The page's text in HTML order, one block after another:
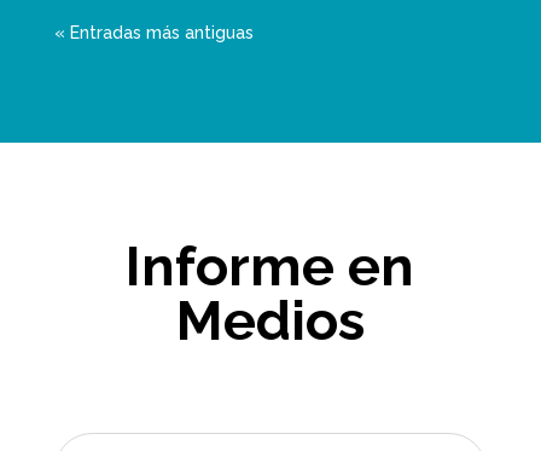
« Entradas más antiguas
Informe en
Medios